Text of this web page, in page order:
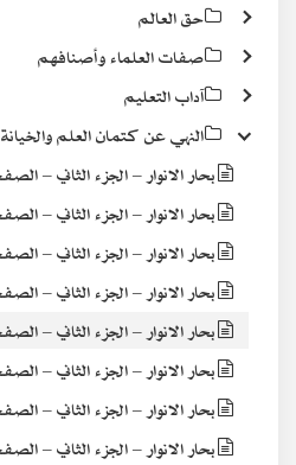
حق العالم
صفات العلماء وأصنافهم
آداب التعليم
النهي عن كتمان العلم
بحار الانوار – الجزء الثاني –
بحار الانوار – الجزء الثاني –
بحار الانوار – الجزء الثاني –
بحار الانوار – الجزء الثاني –
بحار الانوار – الجزء الثاني –
بحار الانوار – الجزء الثاني –
بحار الانوار – الجزء الثاني –
بحار الانوار – الجزء الثاني –